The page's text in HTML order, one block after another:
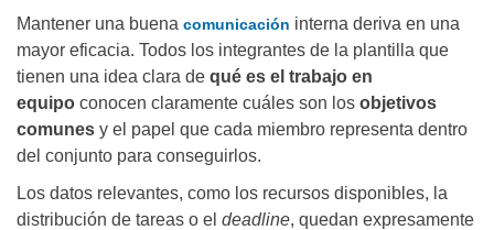
Mantener una buena comunicación interna deriva en una
mayor eficacia. Todos los integrantes de la plantilla que
tienen una idea clara de qué es el trabajo en
equipo conocen claramente cuáles son los objetivos
comunes y el papel que cada miembro representa dentro
del conjunto para conseguirlos.
Los datos relevantes, como los recursos disponibles, la
distribución de tareas o el deadline, quedan expresamente